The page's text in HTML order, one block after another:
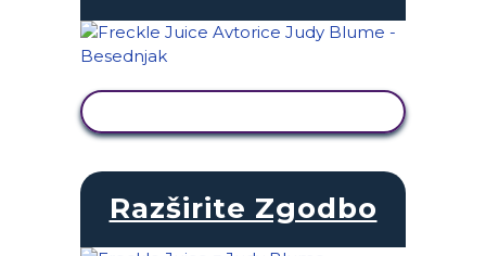
Razširite Zgodbo